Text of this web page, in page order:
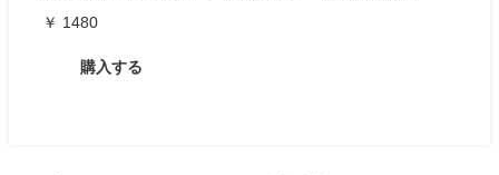
￥ 1480
購入する